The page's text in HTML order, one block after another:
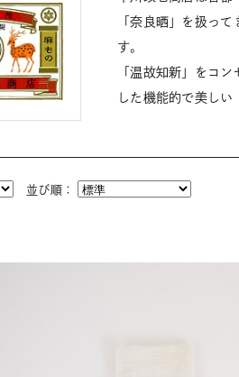
「奈良晒」を扱っ
す。
「温故知新」をコ
した機能的で美しい
並び順：